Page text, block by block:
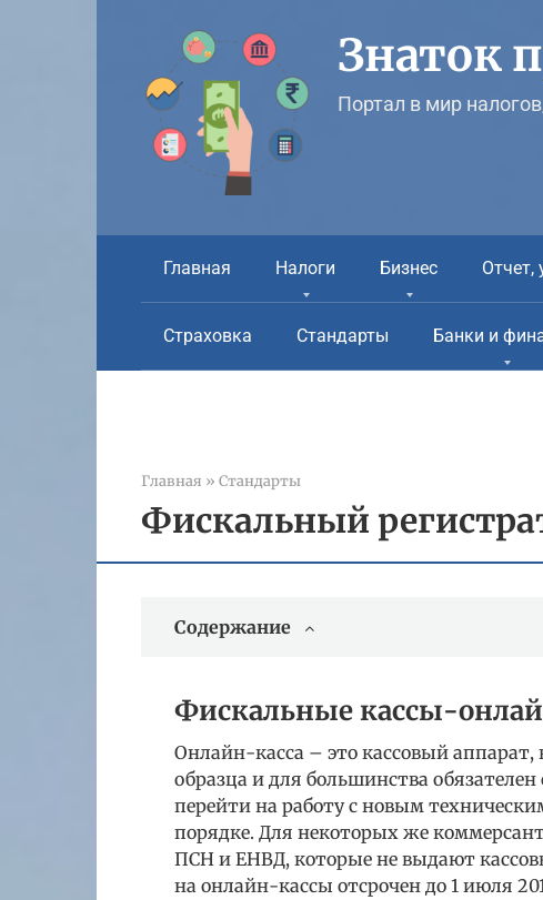
Знаток
Портал в мир
Главная Налоги Бизнес Отчет,
Страховка Стандарты Банки и
Главная » Стандарты
Фискальный
Содержание
Фискальные кассы-
Онлайн-касса – это кассовый
образца и для большинства
перейти на работу с новым
порядке. Для некоторых же
ПСН и ЕНВД, которые не выдают
на онлайн-кассы отсрочен до 1 июля